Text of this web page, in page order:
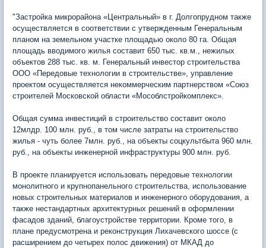
"Застройка микрорайона «Центральный» в г. Долгопрудном также
осуществляется в соответствии с утвержденным Генеральным
планом на земельном участке площадью около 80 га. Общая
площадь вводимого жилья составит 650 тыс. кв.м., нежилых
объектов 288 тыс. кв. м. Генеральный инвестор строительства
ООО «Передовые технологии в строительстве», управление
проектом осуществляется некоммерческим партнерством «Союз
строителей Московской области «Мособлстройкомплекс».
Общая сумма инвестиций в строительство составит около
12млдр. 100 млн. руб., в том числе затраты на строительство
жилья - чуть более 7млн. руб., на объекты соцкультбыта 960 млн.
руб., на объекты инженерной инфраструктуры 900 млн. руб.
В проекте планируется использовать передовые технологии
монолитного и крупнопанельного строительства, использование
новых строительных материалов и инженерного оборудования, а
также нестандартных архитектурных решений в оформлении
фасадов зданий, благоустройстве территории. Кроме того, в
плане предусмотрена и реконструкция Лихачевского шоссе (с
расширением до четырех полос движения) от МКАД до